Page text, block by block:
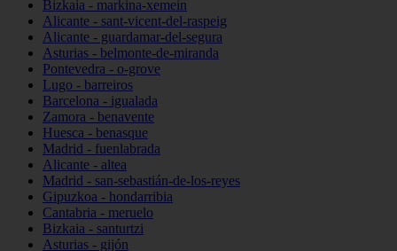
Bizkaia - markina-xemein
Alicante - sant-vicent-del-raspeig
Alicante - guardamar-del-segura
Asturias - belmonte-de-miranda
Pontevedra - o-grove
Lugo - barreiros
Barcelona - igualada
Zamora - benavente
Huesca - benasque
Madrid - fuenlabrada
Alicante - altea
Madrid - san-sebastián-de-los-reyes
Gipuzkoa - hondarribia
Cantabria - meruelo
Bizkaia - santurtzi
Asturias - gijón